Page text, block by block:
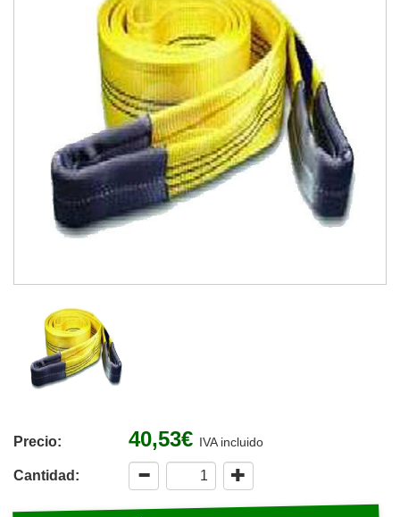
Precio: 40,53€ IVA incluido
Cantidad: